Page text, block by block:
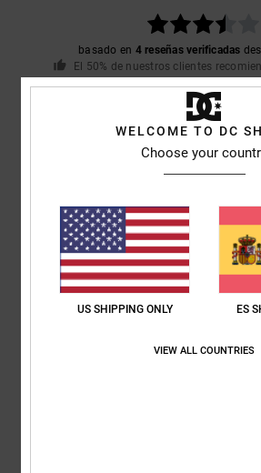
basado en 4 reseñas verificadas
El 50% de nuestros clientes
4.8
Relación
Demasiado pequeñoDemasiado grande
WELCOME TO DC
Choose your
US SHIPPING ONLY ES
VIEW ALL COUNTRIES